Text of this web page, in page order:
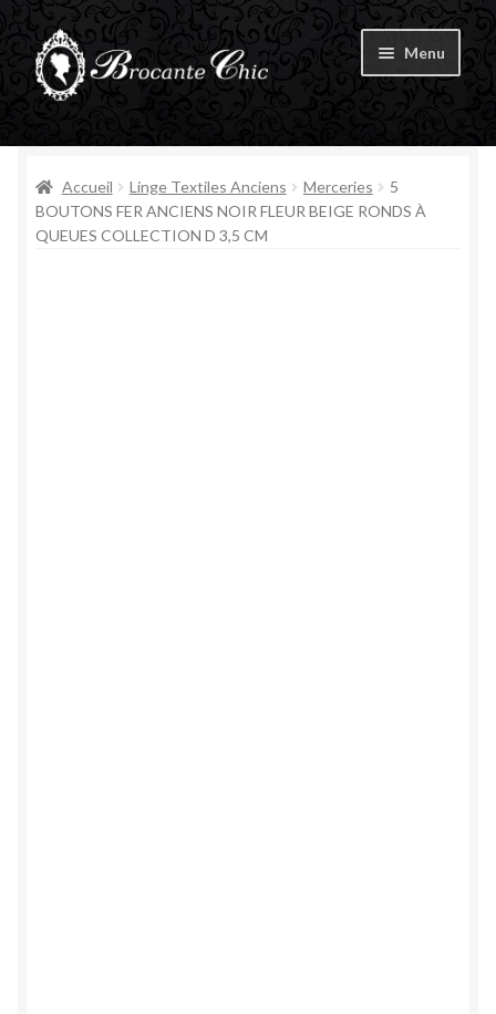
Aller
à
la
Aller
au
contenu
Menu
le
enfant
Tous les produits
le
Livre d’Or
Accueil Linge Textiles Anciens Merceries
5
BOUTONS FER ANCIENS NOIR FLEUR BEIGE RONDS À
QUEUES COLLECTION D 3,5 CM